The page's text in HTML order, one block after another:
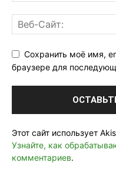
Сохранить моё имя,
браузере для
Этот сайт использует
Узнайте, как
комментариев.